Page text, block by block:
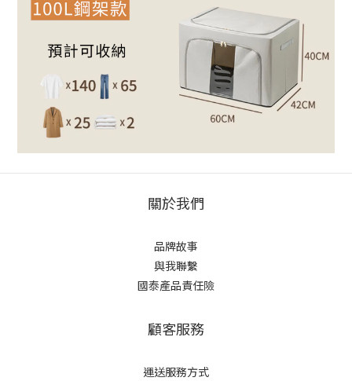
關於我們
品牌故事
與我聯繫
國泰產品責任險
顧客服務
運送服務方式